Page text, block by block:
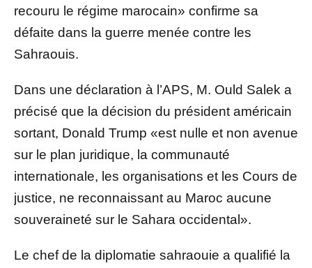
recouru le régime marocain» confirme sa
défaite dans la guerre menée contre les
Sahraouis.
Dans une déclaration à l’APS, M. Ould Salek a
précisé que la décision du président américain
sortant, Donald Trump «est nulle et non avenue
sur le plan juridique, la communauté
internationale, les organisations et les Cours de
justice, ne reconnaissant au Maroc aucune
souveraineté sur le Sahara occidental».
Le chef de la diplomatie sahraouie a qualifié la